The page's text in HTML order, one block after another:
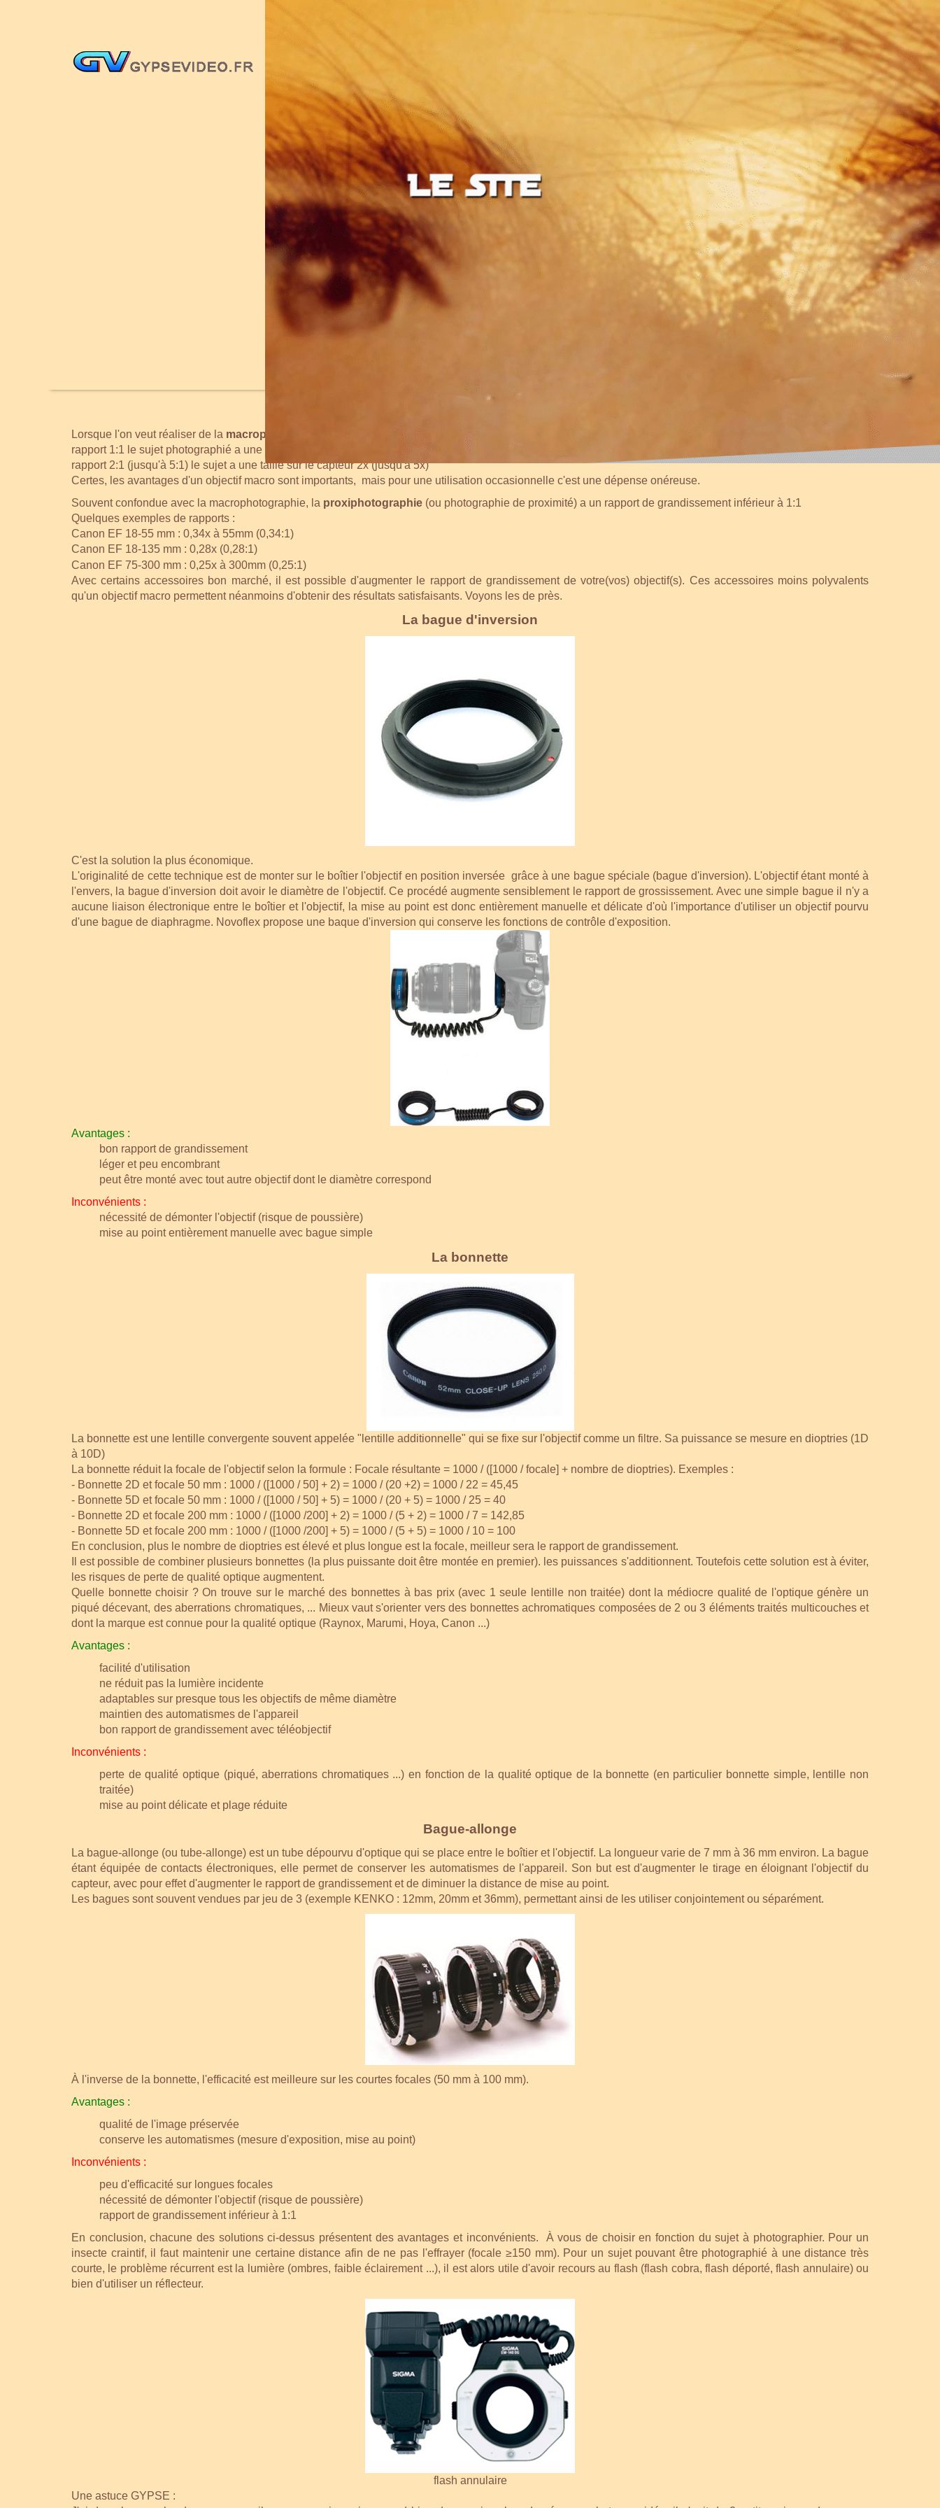
Lorsque l'on veut réaliser de la macrophotographie
, l'idéal est d'utiliser un objectif macro ouvrant à f/2,8, dont le rapport de grandissement est au minimum 1:1
rapport 1:1 le sujet photographié a une une taille égale sur le capteur et dans la réalité
rapport 2:1 (jusqu'à 5:1) le sujet a une taille sur le capteur 2x (jusqu'à 5x)
Certes, les avantages d'un objectif macro sont importants, mais pour une utilisation occasionnelle c'est une dépense onéreuse.
Souvent confondue avec la macrophotographie, la proxiphotographie (ou photographie de proximité) a un rapport de grandissement inférieur à 1:1
Quelques exemples de rapports :
Canon EF 18-55 mm : 0,34x à 55mm (0,34:1)
Canon EF 18-135 mm : 0,28x (0,28:1)
Canon EF 75-300 mm : 0,25x à 300mm (0,25:1)
Avec certains accessoires bon marché, il est possible d'augmenter le rapport de grandissement de votre(vos) objectif(s). Ces accessoires moins polyvalents
qu'un objectif macro permettent néanmoins d'obtenir des résultats satisfaisants. Voyons les de près.
La bague d'inversion
C'est la solution la plus économique.
L'originalité de cette technique est de monter sur le boîtier l'objectif en position inversée grâce à une bague spéciale (bague d'inversion). L'objectif étant monté à
l'envers, la bague d'inversion doit avoir le diamètre de l'objectif. Ce procédé augmente sensiblement le rapport de grossissement. Avec une simple bague il n'y a
aucune liaison électronique entre le boîtier et l'objectif, la mise au point est donc entièrement manuelle et délicate d'où l'importance d'utiliser un objectif pourvu
d'une bague de diaphragme. Novoflex propose une baque d'inversion qui conserve les fonctions de contrôle d'exposition.
Avantages :
bon rapport de grandissement
léger et peu encombrant
peut être monté avec tout autre objectif dont le diamètre correspond
Inconvénients :
nécessité de démonter l'objectif (risque de poussière)
mise au point entièrement manuelle avec bague simple
La bonnette
La bonnette est une lentille convergente souvent appelée "lentille additionnelle" qui se fixe sur l'objectif comme un filtre. Sa puissance se mesure en dioptries (1D
à 10D)
La bonnette réduit la focale de l'objectif selon la formule : Focale résultante = 1000 / ([1000 / focale] + nombre de dioptries). Exemples :
- Bonnette 2D et focale 50 mm : 1000 / ([1000 / 50] + 2) = 1000 / (20 +2) = 1000 / 22 = 45,45
- Bonnette 5D et focale 50 mm : 1000 / ([1000 / 50] + 5) = 1000 / (20 + 5) = 1000 / 25 = 40
- Bonnette 2D et focale 200 mm : 1000 / ([1000 /200] + 2) = 1000 / (5 + 2) = 1000 / 7 = 142,85
- Bonnette 5D et focale 200 mm : 1000 / ([1000 /200] + 5) = 1000 / (5 + 5) = 1000 / 10 = 100
En conclusion, plus le nombre de dioptries est élevé et plus longue est la focale, meilleur sera le rapport de grandissement.
Il est possible de combiner plusieurs bonnettes (la plus puissante doit être montée en premier). les puissances s'additionnent. Toutefois cette solution est à éviter,
les risques de perte de qualité optique augmentent.
Quelle bonnette choisir ? On trouve sur le marché des bonnettes à bas prix (avec 1 seule lentille non traitée) dont la médiocre qualité de l'optique génère un
piqué décevant, des aberrations chromatiques, ... Mieux vaut s'orienter vers des bonnettes achromatiques composées de 2 ou 3 éléments traités multicouches et
dont la marque est connue pour la qualité optique (Raynox, Marumi, Hoya, Canon ...)
Avantages :
facilité d'utilisation
ne réduit pas la lumière incidente
adaptables sur presque tous les objectifs de même diamètre
maintien des automatismes de l'appareil
bon rapport de grandissement avec téléobjectif
Inconvénients :
perte de qualité optique (piqué, aberrations chromatiques ...) en fonction de la qualité optique de la bonnette (en particulier bonnette simple, lentille non
traitée)
mise au point délicate et plage réduite
Bague-allonge
La bague-allonge (ou tube-allonge) est un tube dépourvu d'optique qui se place entre le boîtier et l'objectif. La longueur varie de 7 mm à 36 mm environ. La bague
étant équipée de contacts électroniques, elle permet de conserver les automatismes de l'appareil. Son but est d'augmenter le tirage en éloignant l'objectif du
capteur, avec pour effet d'augmenter le rapport de grandissement et de diminuer la distance de mise au point.
Les bagues sont souvent vendues par jeu de 3 (exemple KENKO : 12mm, 20mm et 36mm), permettant ainsi de les utiliser conjointement ou séparément.
À l'inverse de la bonnette, l'efficacité est meilleure sur les courtes focales (50 mm à 100 mm).
Avantages :
qualité de l'image préservée
conserve les automatismes (mesure d'exposition, mise au point)
Inconvénients :
peu d'efficacité sur longues focales
nécessité de démonter l'objectif (risque de poussière)
rapport de grandissement inférieur à 1:1
En conclusion, chacune des solutions ci-dessus présentent des avantages et inconvénients. À vous de choisir en fonction du sujet à photographier. Pour un
insecte craintif, il faut maintenir une certaine distance afin de ne pas l'effrayer (focale ≥150 mm). Pour un sujet pouvant être photographié à une distance très
courte, le problème récurrent est la lumière (ombres, faible éclairement ...), il est alors utile d'avoir recours au flash (flash cobra, flash déporté, flash annulaire) ou
bien d'utiliser un réflecteur.
flash annulaire
Une astuce GYPSE :